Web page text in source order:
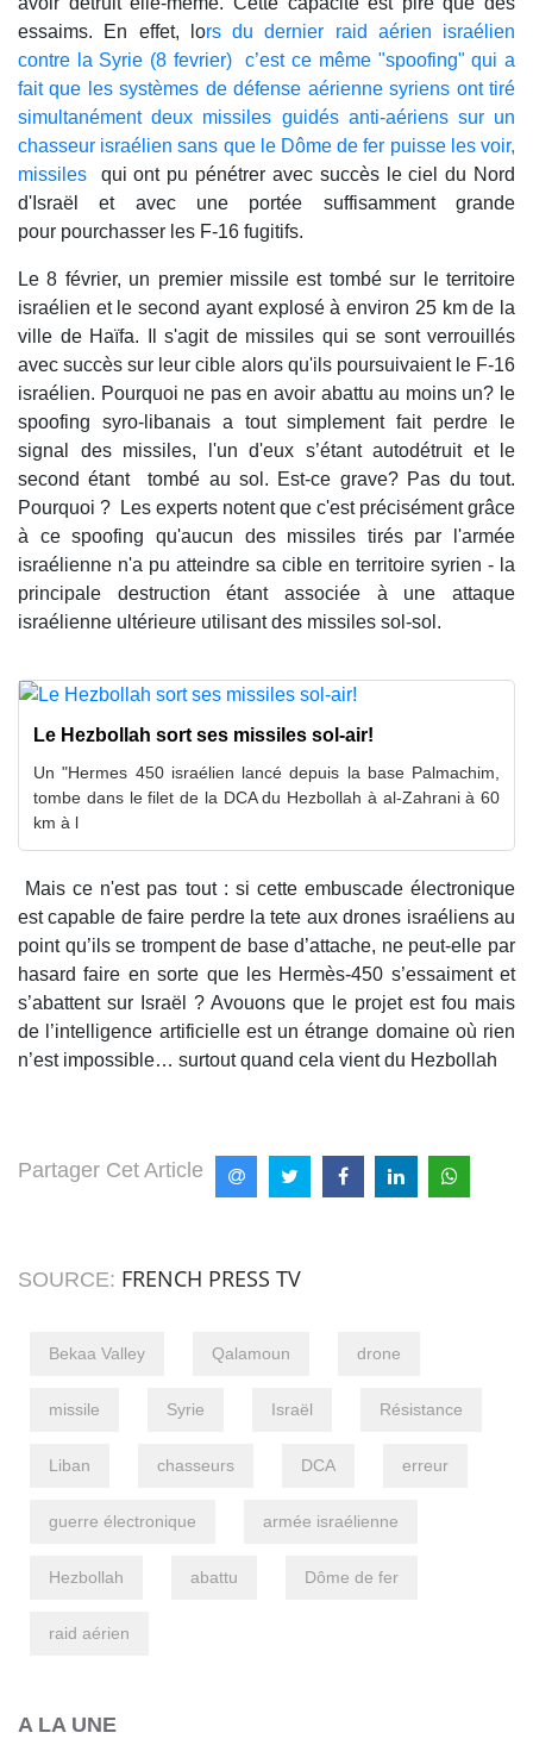
essaims. En effet, lors du dernier raid aérien israélien
contre la Syrie (8 fevrier) c’est ce même "spoofing" qui a
fait que les systèmes de défense aérienne syriens ont tiré
simultanément deux missiles guidés anti-aériens sur un
chasseur israélien sans que le Dôme de fer puisse les voir,
missiles
qui ont pu pénétrer avec succès le ciel du Nord
d'Israël et avec une portée suffisamment grande
pour pourchasser les F-16 fugitifs.
Le 8 février, un premier missile est tombé sur le territoire
israélien et le second ayant explosé à environ 25 km de la
ville de Haïfa. Il s'agit de missiles qui se sont verrouillés
avec succès sur leur cible alors qu'ils poursuivaient le F-16
israélien. Pourquoi ne pas en avoir abattu au moins un? le
spoofing syro-libanais a tout simplement fait perdre le
signal des missiles, l'un d'eux s’étant autodétruit et le
second étant tombé au sol. Est-ce grave? Pas du tout.
Pourquoi ? Les experts notent que c'est précisément grâce
à ce spoofing qu'aucun des missiles tirés par l'armée
israélienne n'a pu atteindre sa cible en territoire syrien - la
principale destruction étant associée à une attaque
israélienne ultérieure utilisant des missiles sol-sol.
Le Hezbollah sort ses missiles sol-air!
Un "Hermes 450 israélien lancé depuis la base Palmachim,
tombe dans le filet de la DCA du Hezbollah à al-Zahrani à 60
km à l
Mais ce n'est pas tout : si cette embuscade électronique
est capable de faire perdre la tete aux drones israéliens au
point qu’ils se trompent de base d’attache, ne peut-elle par
hasard faire en sorte que les Hermès-450 s’essaiment et
s’abattent sur Israël ? Avouons que le projet est fou mais
de l’intelligence artificielle est un étrange domaine où rien
n’est impossible… surtout quand cela vient du Hezbollah
Partager Cet Article
SOURCE: FRENCH PRESS TV
Bekaa Valley Qalamoun drone
missile Syrie Israël Résistance
Liban chasseurs DCA erreur
guerre électronique armée israélienne
Hezbollah abattu Dôme de fer
raid aérien
A LA UNE